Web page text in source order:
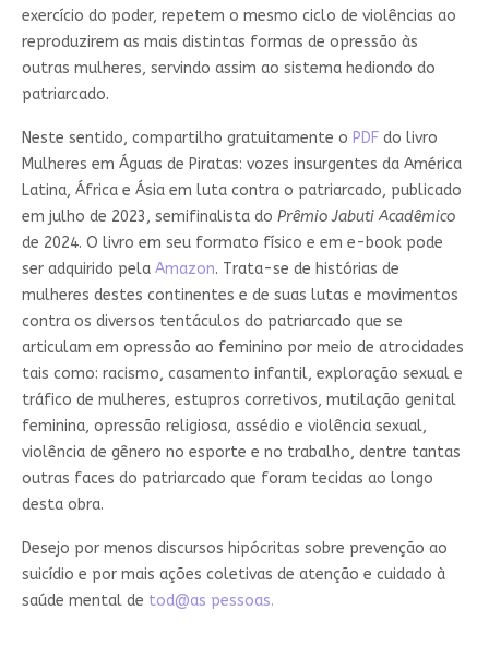
exercício do poder, repetem o mesmo ciclo de violências ao
reproduzirem as mais distintas formas de opressão às
outras mulheres, servindo assim ao sistema hediondo do
patriarcado.
Neste sentido, compartilho gratuitamente o PDF do livro
Mulheres em Águas de Piratas: vozes insurgentes da América
Latina, África e Ásia em luta contra o patriarcado, publicado
em julho de 2023, semifinalista do Prêmio Jabuti Acadêmico
de 2024. O livro em seu formato físico e em e-book pode
ser adquirido pela Amazon. Trata-se de histórias de
mulheres destes continentes e de suas lutas e movimentos
contra os diversos tentáculos do patriarcado que se
articulam em opressão ao feminino por meio de atrocidades
tais como: racismo, casamento infantil, exploração sexual e
tráfico de mulheres, estupros corretivos, mutilação genital
feminina, opressão religiosa, assédio e violência sexual,
violência de gênero no esporte e no trabalho, dentre tantas
outras faces do patriarcado que foram tecidas ao longo
desta obra.
Desejo por menos discursos hipócritas sobre prevenção ao
suicídio e por mais ações coletivas de atenção e cuidado à
saúde mental de tod@as pessoas.